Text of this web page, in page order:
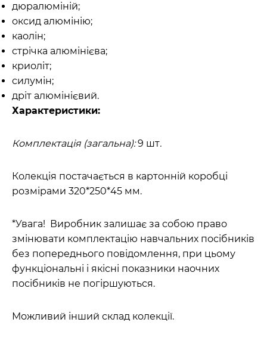
дюралюміній;
оксид алюмінію;
каолін;
стрічка алюмінієва;
криоліт;
силумін;
дріт алюмінієвий.
Характеристики:
Комплектація (загальна):9 шт.
Колекція постачається в картонній коробці
розмірами 320*250*45 мм.
*Увага! Виробник залишає за собою право
змінювати комплектацію навчальних посібників
без попереднього повідомлення, при цьому
функціональні і якісні показники наочних
посібників не погіршуються.
Можливий інший склад колекції.